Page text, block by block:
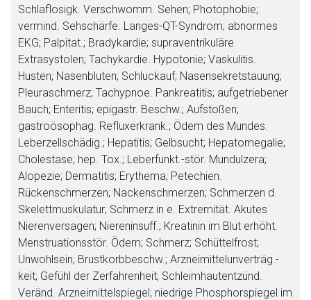
Schlaflosigk. Verschwomm. Sehen; Photophobie;
vermind. Sehschärfe. Langes-QT-Syndrom; abnormes
EKG; Palpitat.; Bradykardie; supraventrikuläre
Extrasystolen; Tachykardie. Hypotonie; Vaskulitis.
Husten; Nasenbluten; Schluckauf; Nasensekretstauung;
Pleuraschmerz; Tachypnoe. Pankreatitis; aufgetriebener
Bauch; Enteritis; epigastr. Beschw.; Aufstoßen;
gastroösophag. Refluxerkrank.; Ödem des Mundes.
Leberzellschädig.; Hepatitis; Gelbsucht; Hepatomegalie;
Cholestase; hep. Tox.; Leberfunkt.-stör. Mundulzera;
Alopezie; Dermatitis; Erythema; Petechien.
Rückenschmerzen; Nackenschmerzen; Schmerzen d.
Skelettmuskulatur; Schmerz in e. Extremität. Akutes
Nierenversagen; Niereninsuff.; Kreatinin im Blut erhöht.
Menstruationsstör. Ödem; Schmerz; Schüttelfrost;
Unwohlsein; Brustkorbbeschw.; Arzneimittelunverträg.-
keit; Gefühl der Zerfahrenheit; Schleimhautentzünd.
Veränd. Arzneimittelspiegel; niedrige Phosphorspiegel im